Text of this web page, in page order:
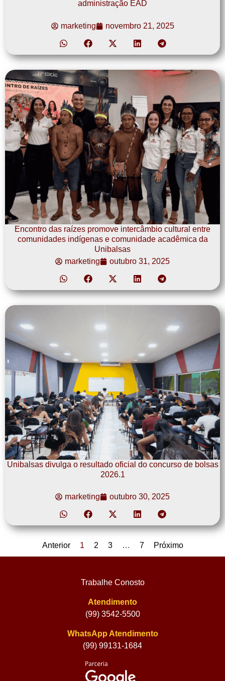
administração EAD
marketing novembro 21, 2025
Encontro das raízes promove intercâmbio cultural entre
comunidades indígenas e comunidade acadêmica da
Unibalsas
marketing
outubro 31, 2025
Unibalsas divulga o resultado oficial do concurso de bolsas
2026.1
marketing outubro 30, 2025
Anterior 1 2 3 … 7 Próximo
Trabalhe Conosto
Atendimento
(99) 3542-5500
WhatsApp Atendimento
(99) 99131-1684